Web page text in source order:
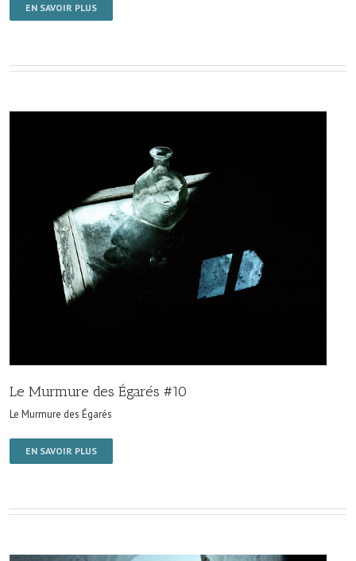
EN SAVOIR PLUS
Le Murmure des Égarés #10
Le Murmure des Égarés
EN SAVOIR PLUS